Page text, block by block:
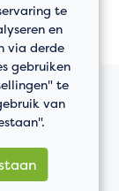
te
en
via derde
gebruiken
te
van